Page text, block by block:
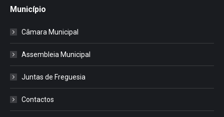
Município
Câmara Municipal
Assembleia Municipal
Juntas de Freguesia
Contactos